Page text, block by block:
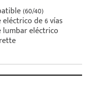
(60/40)
de 6 vías
eléctrico